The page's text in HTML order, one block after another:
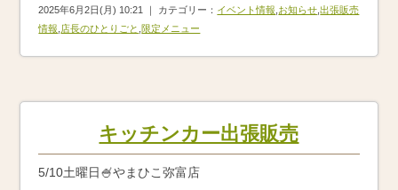
2025年6月2日(月) 10:21 ｜ カテゴリー： イベント情報 お知らせ ,出張販売
情報 店長のひとりごと 限定メニュー
キッチンカー出張販売
5/10土曜日🍧やまひこ弥富店